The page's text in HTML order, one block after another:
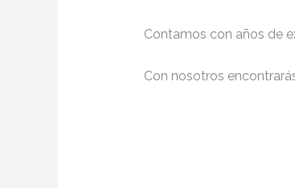
Contamos con años de
Con nosotros